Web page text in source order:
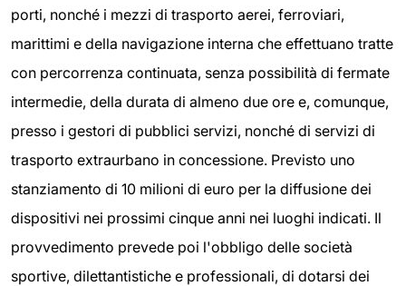
porti, nonché i mezzi di trasporto aerei, ferroviari,
marittimi e della navigazione interna che effettuano tratte
con percorrenza continuata, senza possibilità di fermate
intermedie, della durata di almeno due ore e, comunque,
presso i gestori di pubblici servizi, nonché di servizi di
trasporto extraurbano in concessione. Previsto uno
stanziamento di 10 milioni di euro per la diffusione dei
dispositivi nei prossimi cinque anni nei luoghi indicati. Il
provvedimento prevede poi l'obbligo delle società
sportive, dilettantistiche e professionali, di dotarsi dei